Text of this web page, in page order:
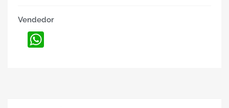
Vendedor